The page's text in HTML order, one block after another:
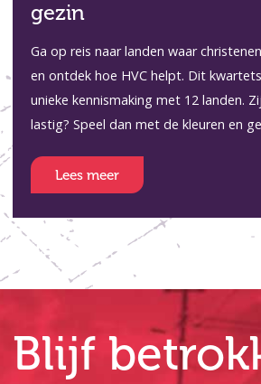
gezin
Ga op reis naar landen waar
en ontdek hoe HVC helpt. Dit
unieke kennismaking met 12 landen.
lastig? Speel dan met de kleuren en
Lees meer
Blijf